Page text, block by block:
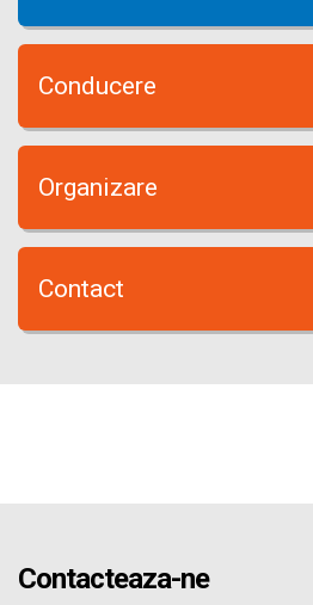
Conducere
Organizare
Contact
Contacteaza-ne